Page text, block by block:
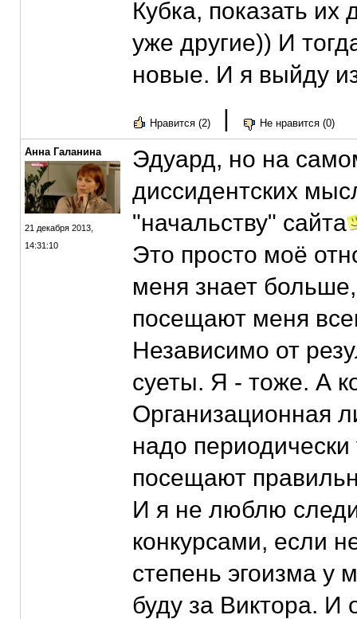
Кубка, показать их
уже другие)) И
новые. И я выйду
Нравится (2) | Не нравится (0)
Анна Галанина
21 декабря 2013,
14:31:10
Эдуард, но на
диссидентских
"начальству" сайта
Это просто моё
меня знает
посещают меня
Независимо от
суеты. Я - тоже. А
Организационная
надо
посещают
И я не люблю
конкурсами, если
степень эгоизма у
буду за Виктора. И